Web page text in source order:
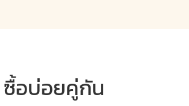
ซื้อบ่อยคู่กัน